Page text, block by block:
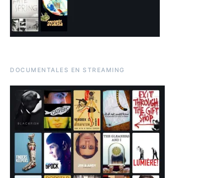
DOCUMENTALES EN STREAMING